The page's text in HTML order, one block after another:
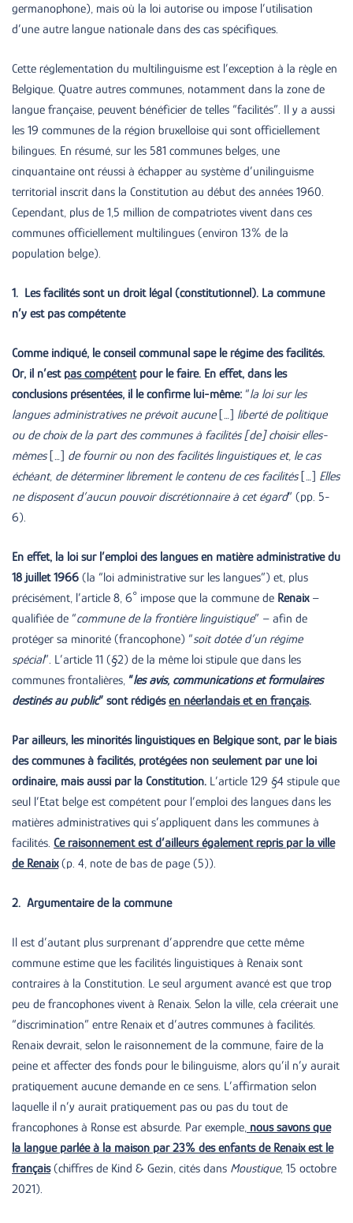
germanophone), mais où la loi autorise ou impose l’utilisation
d’une autre langue nationale dans des cas spécifiques.
Cette réglementation du multilinguisme est l’exception à la règle en
Belgique. Quatre autres communes, notamment dans la zone de
langue française, peuvent bénéficier de telles “facilités”. Il y a aussi
les 19 communes de la région bruxelloise qui sont officiellement
bilingues. En résumé, sur les 581 communes belges, une
cinquantaine ont réussi à échapper au système d’unilinguisme
territorial inscrit dans la Constitution au début des années 1960.
Cependant, plus de 1,5 million de compatriotes vivent dans ces
communes officiellement multilingues (environ 13% de la
population belge).
1. Les facilités sont un droit légal (constitutionnel). La commune
n’y est pas compétente
Comme indiqué, le conseil communal sape le régime des facilités.
Or, il n’est pas compétentpour le faire. En effet, dans les
conclusions présentées, il le confirme lui-même: “la loi sur les
langues administratives ne prévoit aucune[…] liberté de politique
ou de choix de la part des communes à facilités [de] choisir elles-
mêmes[…] de fournir ou non des facilités linguistiques et, le cas
échéant, de déterminer librement le contenu de ces facilités[…] Elles
ne disposent d’aucun pouvoir discrétionnaire à cet égard” (pp. 5-
6).
En effet, la loi sur l’emploi des langues en matière administrative du
18 juillet 1966 (la “loi administrative sur les langues”) et, plus
précisément, l’article 8, 6° impose que la commune de Renaix–
qualifiée de “commune de la frontière linguistique” – afin de
protéger sa minorité (francophone) “soit dotée d’un régime
spécial”. L’article 11 (§2) de la même loi stipule que dans les
communes frontalières, “les avis, communications et formulaires
destinés au public” sont rédigésen néerlandais et en français.
Par ailleurs, les minorités linguistiques en Belgique sont, par le biais
des communes à facilités, protégées non seulement par une loi
ordinaire, mais aussi par la Constitution. L’article 129 §4 stipule que
seul l’Etat belge est compétent pour l’emploi des langues dans les
matières administratives qui s’appliquent dans les communes à
facilités. Ce raisonnement est d’ailleurs également repris par la ville
de Renaix(p. 4, note de bas de page (5)).
2. Argumentaire de la commune
Il est d’autant plus surprenant d’apprendre que cette même
commune estime que les facilités linguistiques à Renaix sont
contraires à la Constitution. Le seul argument avancé est que trop
peu de francophones vivent à Renaix. Selon la ville, cela créerait une
“discrimination” entre Renaix et d’autres communes à facilités.
Renaix devrait, selon le raisonnement de la commune, faire de la
peine et affecter des fonds pour le bilinguisme, alors qu’il n’y aurait
pratiquement aucune demande en ce sens. L’affirmation selon
laquelle il n’y aurait pratiquement pas ou pas du tout de
francophones à Ronse est absurde. Par exemple, nous savons que
la langue parlée à la maison par 23% des enfants de Renaix est le
français(chiffres de Kind & Gezin, cités dans Moustique, 15 octobre
2021).